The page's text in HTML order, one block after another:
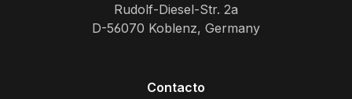
Rudolf-Diesel-Str. 2a
D-56070 Koblenz, Germany
Contacto